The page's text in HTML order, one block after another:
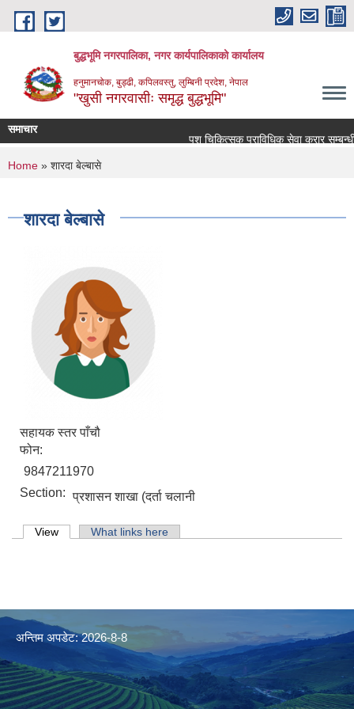
Skip to main content
बुद्धभूमि नगरपालिका, नगर कार्यपालिकाको कार्यालय
हनुमानचोक, बुड्ढी, कपिलवस्तु, लुम्बिनी प्रदेश, नेपाल
"खुसी नगरवासीः समृद्ध बुद्धभूमि"
समाचार
पशु चिकित्सक प्राविधिक सेवा करार
You are here
Home » शारदा बेल्बासे
शारदा बेल्बासे
सहायक स्तर पाँचौ
फोन:
9847211970
Section: प्रशासन शाखा (दर्ता चलानी
Primary tabs
View (active tab)What links here
अन्तिम अपडेट: 2026-8-8